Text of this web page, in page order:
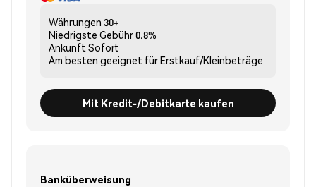
Währungen 30+
Niedrigste Gebühr0.8%
Ankunft Sofort
Am besten geeignet fürErstkauf/Kleinbeträge
Mit Kredit-/Debitkarte kaufen
Banküberweisung